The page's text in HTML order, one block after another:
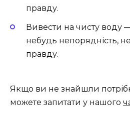
правду.
Вивести на чисту воду
небудь непорядність,
правду.
Якщо ви не знайшли
можете запитати у нашого